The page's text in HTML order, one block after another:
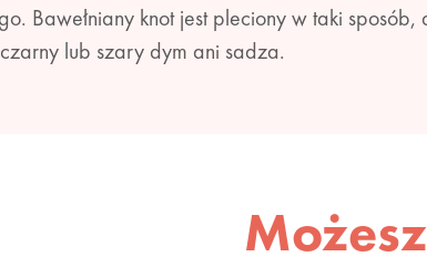
Bawełniany knot jest pleciony w taki
lub szary dym ani sadza.